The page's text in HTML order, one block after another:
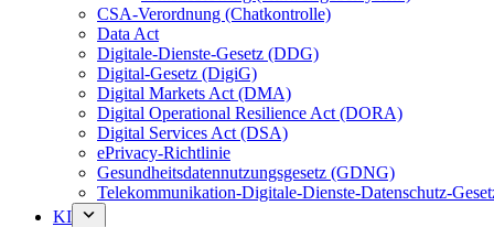
CSA-Verordnung (Chatkontrolle)
Data Act
Digitale-Dienste-Gesetz (DDG)
Digital-Gesetz (DigiG)
Digital Markets Act (DMA)
Digital Operational Resilience Act (DORA)
Digital Services Act (DSA)
ePrivacy-Richtlinie
Gesundheitsdatennutzungsgesetz (GDNG)
Telekommunikation-Digitale-Dienste-Datenschutz-
KI